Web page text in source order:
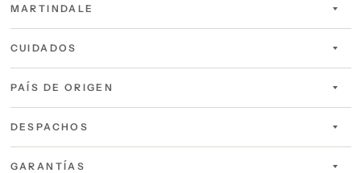
MARTINDALE
CUIDADOS
PAÍS DE ORIGEN
DESPACHOS
GARANTÍAS